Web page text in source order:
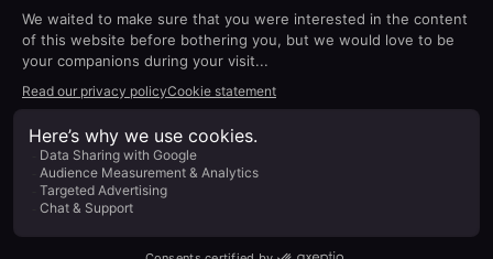
porque a venda não se concretizou.O
interessante é que quando um lead continua
ativo existe sempre uma próxima ação, quer
seja agora ou mais tarde, o que significa que
nunca irá esquecer um lead.